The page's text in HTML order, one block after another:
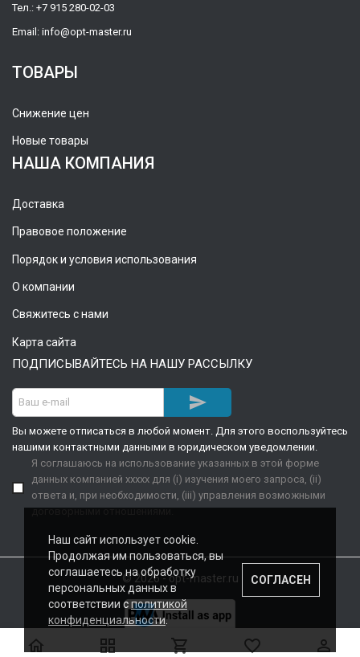
Тел.: +7 915 280-02-03
Email: info@opt-master.ru
ТОВАРЫ
Снижение цен
Новые товары
НАША КОМПАНИЯ
Доставка
Правовое положение
Порядок и условия использования
О компании
Свяжитесь с нами
Карта сайта
ПОДПИСЫВАЙТЕСЬ НА НАШУ РАССЫЛКУ

Вы можете отписаться в любой момент. Для этого воспользуйтесь
нашими контактными данными в юридическом уведомлении.
Я соглашаюсь на использование указанных в этой форме
данных компанией xxxxx для (i) изучения моего запроса, (ii)
ответа и, при необходимости, (iii) управления возможными
договорными отношениями.
© 2026 - opt-master.ru
    
Наш сайт использует cookie.
Продолжая им пользоваться, вы
соглашаетесь на обработку
персональных данных в
соответствии сполитикой
конфиденциальности.
СОГЛАСЕН